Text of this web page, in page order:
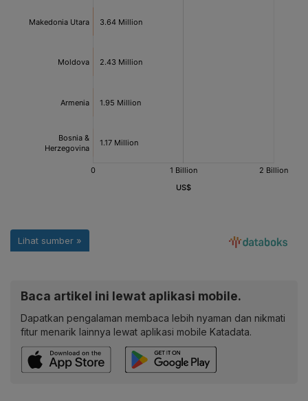
Baca artikel ini lewat aplikasi mobile.
Dapatkan pengalaman membaca lebih nyaman dan nikmati
fitur menarik lainnya lewat aplikasi mobile Katadata.